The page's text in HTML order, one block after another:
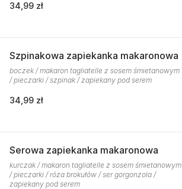
34,99 zł
Szpinakowa zapiekanka makaronowa
boczek / makaron tagliatelle z sosem śmietanowym
/ pieczarki / szpinak / zapiekany pod serem
34,99 zł
Serowa zapiekanka makaronowa
kurczak / makaron tagliatelle z sosem śmietanowym
/ pieczarki / róża brokułów / ser gorgonzola /
zapiekany pod serem